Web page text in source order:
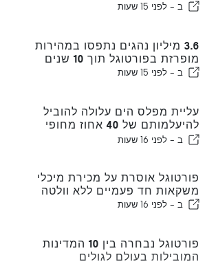
ב - לפני 15 שעות
3.6 מיליון נהגים נתפסו במהירות
מופרזת בפורטוגל תוך 10 שנים
ב - לפני 15 שעות
עליית מפלס הים עלולה להוביל
להיעלמותם של 40 אחוז מחופי
פורטוגל
ב - לפני 16 שעות
פורטוגל אוסרת על מכירת מיכלי
משקאות חד פעמיים ללא וולטה
ב - לפני 16 שעות
פורטוגל נבחרה בין 10 המדינות
המובילות בעולם לגולים